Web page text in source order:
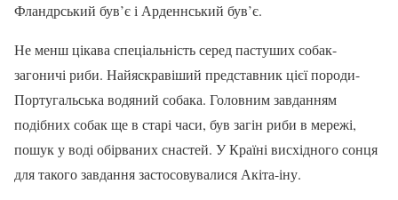
Фландрський був’є і Арденнський був’є.
Не менш цікава спеціальність серед пастуших собак-
загоничі риби. Найяскравіший представник цієї породи-
Португальська водяний собака. Головним завданням
подібних собак ще в старі часи, був загін риби в мережі,
пошук у воді обірваних снастей. У Країні висхідного сонця
для такого завдання застосовувалися Акіта-іну.